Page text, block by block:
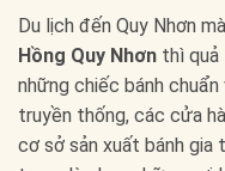
Du lịch đến Quy Nhơn
Hồng Quy Nhơn thì
những chiếc bánh
truyền thống, các cửa
cơ sở sản xuất bánh gia